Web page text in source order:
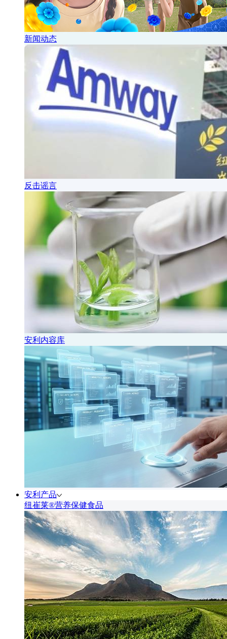
新闻动态
反击谣言
安利内容库
安利产品
纽崔莱®营养保健食品